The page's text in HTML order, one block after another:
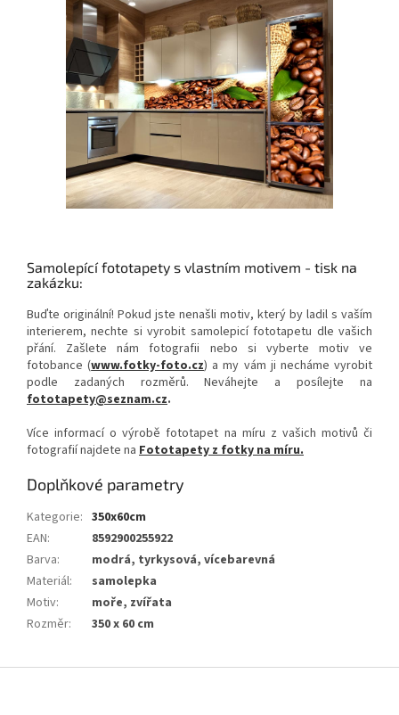
Samolepící fototapety s vlastním motivem - tisk na
zakázku:
Buďte originální! Pokud jste nenašli motiv, který by ladil s vaším
interierem, nechte si vyrobit samolepicí fototapetu dle vašich
přání. Zašlete nám fotografii nebo si vyberte motiv ve
fotobance (www.fotky-foto.cz) a my vám ji necháme vyrobit
podle zadaných rozměrů. Neváhejte a posílejte na
fototapety@seznam.cz.
Více informací o výrobě fototapet na míru z vašich motivů či
fotografií najdete na Fototapety z fotky na míru.
Doplňkové parametry
Kategorie: 350x60cm
EAN:
8592900255922
Barva:
modrá, tyrkysová, vícebarevná
Materiál:
samolepka
Motiv:
moře, zvířata
Rozměr: 350 x 60 cm